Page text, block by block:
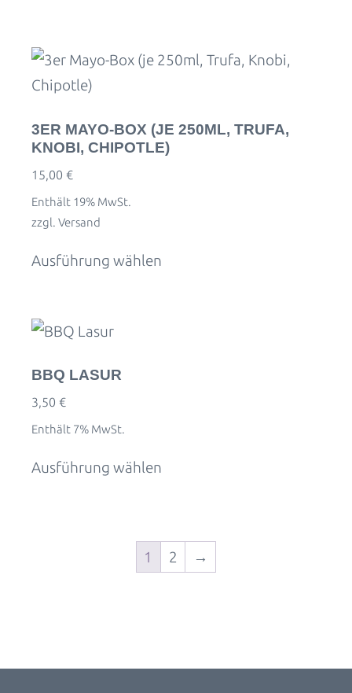
3ER MAYO-BOX (JE 250ML, TRUFA,
KNOBI, CHIPOTLE)
15,00 €
Enthält 19% MwSt.
zzgl. Versand
Ausführung wählen
BBQ LASUR
3,50 €
Enthält 7% MwSt.
Ausführung wählen
1 2 →